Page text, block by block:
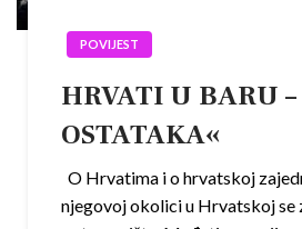
POVIJEST
HRVATI U BARU –
OSTATAKA«
O Hrvatima i o hrvatskoj
njegovoj okolici u Hrvatskoj se